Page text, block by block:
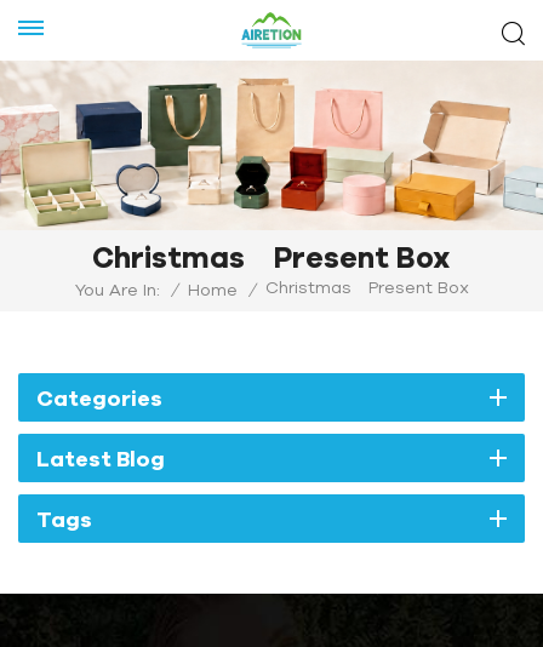
Christmas Present Box
You Are In: / Home / Christmas Present Box
Categories
Latest Blog
Tags